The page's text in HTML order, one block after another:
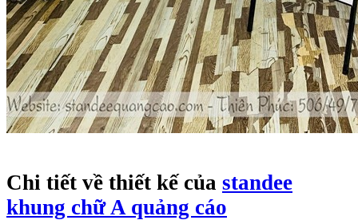
Chi tiết về thiết kế của standee
khung chữ A quảng cáo